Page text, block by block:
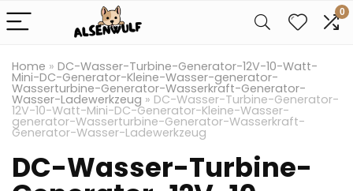
0
Home » DC-Wasser-Turbine-Generator-12V-10-Watt-
Mini-DC-Generator-Kleine-Wasser-generator-
Wasserturbine-Generator-Wasserkraft-Generator-
Wasser-Ladewerkzeug » DC-Wasser-Turbine-Generator-
12V-10-Watt-Mini-DC-Generator-Kleine-Wasser-
generator-Wasserturbine-Generator-Wasserkraft-
Generator-Wasser-Ladewerkzeug
DC-Wasser-Turbine-